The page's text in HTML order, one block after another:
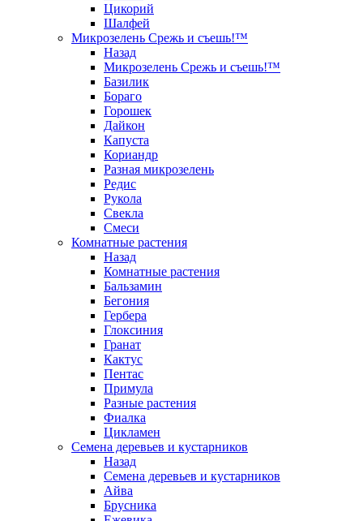
Цикорий
Шалфей
Микрозелень Срежь и съешь!™
Назад
Микрозелень Срежь и съешь!™
Базилик
Бораго
Горошек
Дайкон
Капуста
Кориандр
Разная микрозелень
Редис
Рукола
Свекла
Смеси
Комнатные растения
Назад
Комнатные растения
Бальзамин
Бегония
Гербера
Глоксиния
Гранат
Кактус
Пентас
Примула
Разные растения
Фиалка
Цикламен
Семена деревьев и кустарников
Назад
Семена деревьев и кустарников
Айва
Брусника